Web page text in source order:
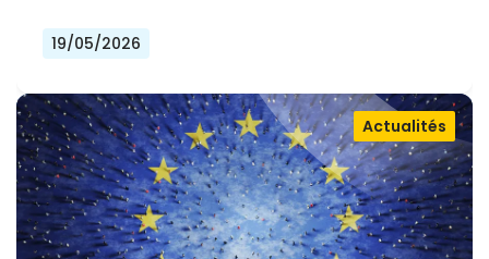
19/05/2026
Actualités